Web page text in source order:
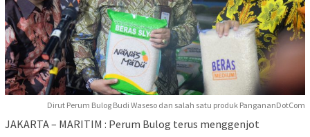
Dirut Perum Bulog Budi Waseso dan salah satu produk PangananDotCom
JAKARTA – MARITIM : Perum Bulog terus menggenjot